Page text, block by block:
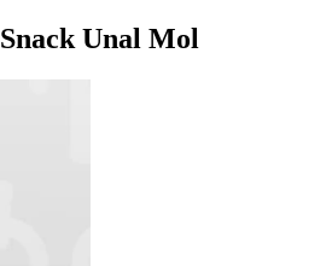
Snack Unal Mol